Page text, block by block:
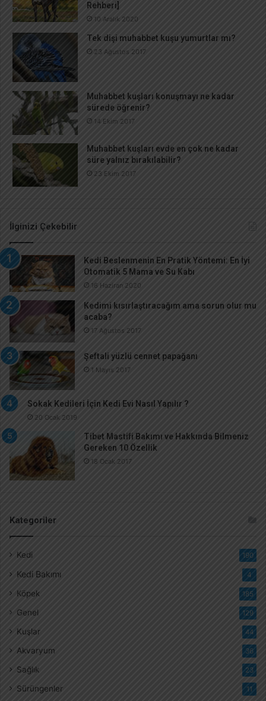
Rehberi]
10 Aralık 2020
Tek dişi muhabbet kuşu yumurtlar mı?
23 Ağustos 2017
Muhabbet kuşları konuşmayı ne kadar
sürede öğrenir?
14 Ekim 2017
Muhabbet kuşları evde en çok ne kadar
süre yalnız bırakılabilir?
23 Ekim 2017
İlginizi Çekebilir
Kedi Beslenmenin En Pratik Yöntemi: En İyi
Otomatik 5 Mama ve Su Kabı
16 Haziran 2020
Kedimi kısırlaştıracağım ama sorun olur mu
acaba?
17 Ağustos 2017
Şeftali yüzlü cennet papağanı
1 Mayıs 2017
Sokak Kedileri İçin Kedi Evi Nasıl Yapılır ?
20 Ocak 2019
Tibet Mastifi Bakımı ve Hakkında Bilmeniz
Gereken 10 Özellik
18 Ocak 2017
Kategoriler
Kedi 190
Kedi Bakımı 4
Köpek 185
Genel 129
Kuşlar 44
Akvaryum 36
Sağlık 23
Sürüngenler 11